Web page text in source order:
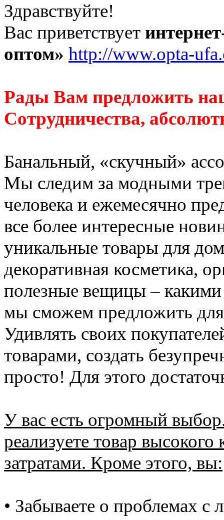
Здравствуйте!
Вас приветствует
оптом» http://www.opta-
Рады Вам предложить
Сотрудничества,
Банальный, «скучный»
Мы следим за модными
человека и ежемесячно
все более интересные
уникальные товары для
декоративная косметика,
полезные вещицы –
мы сможем предложить
Удивлять своих
товарами, создать
просто! Для этого
У вас есть огромный
реализуете товар
затратами. Кроме этого, вы:
• Забываете о проблемах с